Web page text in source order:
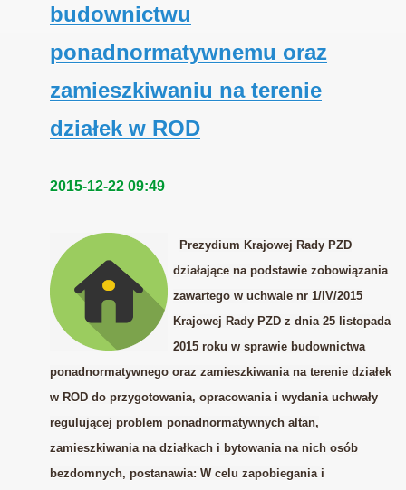
budownictwu
ponadnormatywnemu oraz
zamieszkiwaniu na terenie
działek w ROD
2015-12-22 09:49
Prezydium Krajowej Rady PZD
działające na podstawie zobowiązania
zawartego w uchwale nr 1/IV/2015
Krajowej Rady PZD z dnia 25 listopada
2015 roku w sprawie budownictwa
ponadnormatywnego oraz zamieszkiwania na terenie działek
w ROD do przygotowania, opracowania i wydania uchwały
regulującej problem ponadnormatywnych altan,
zamieszkiwania na działkach i bytowania na nich osób
bezdomnych, postanawia: W celu zapobiegania i